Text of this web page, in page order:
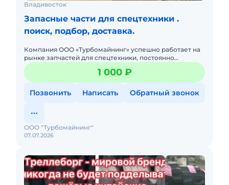
Владивосток
Запасные части для спецтехники .
поиск, подбор, доставка.
Компания ООО «Турбомайнинг» успешно работает на
рынке запчастей для спецтехники, постоянно
развивается и расширяется, налаживает прямые связи
с производителями
1 000 ₽
Позвонить Написать Обратный звонок
07.07.2026
ООО "Турбомайнинг"